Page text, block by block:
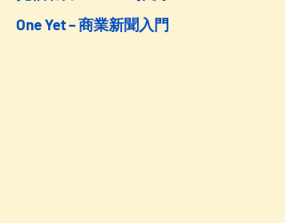
One Yet – 商業新聞入門